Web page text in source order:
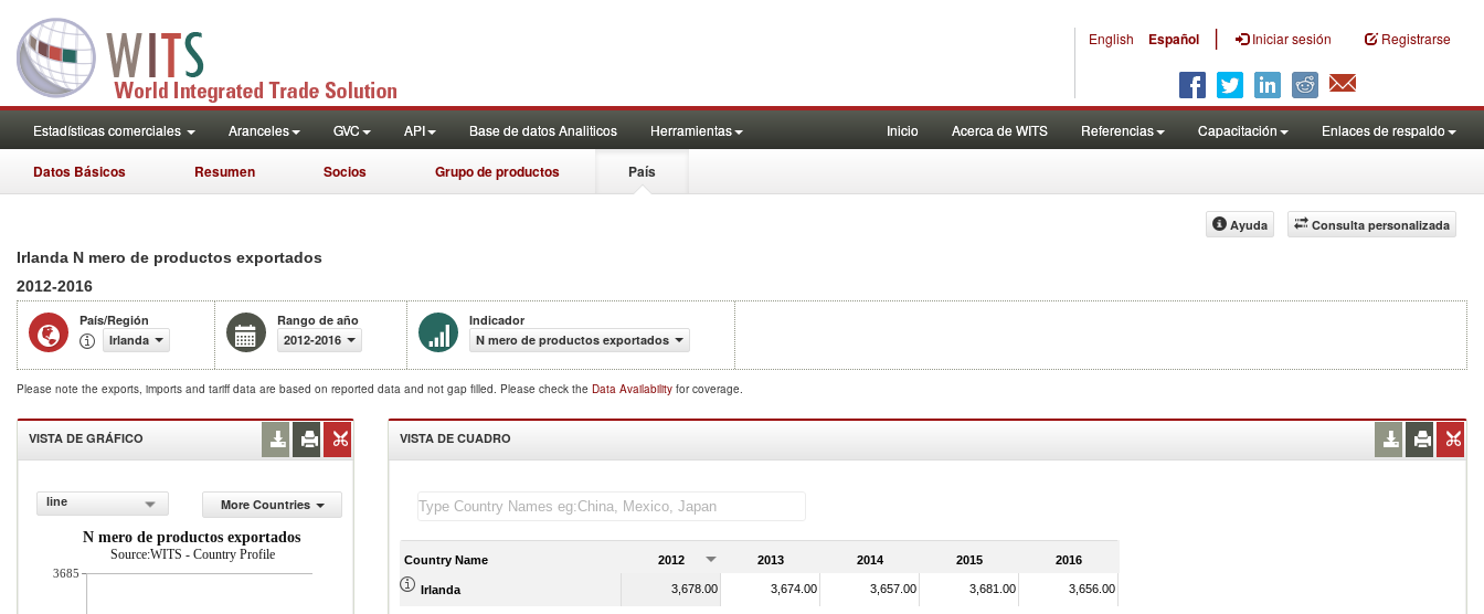
English Español | Iniciar sesión Registrarse
Estadísticas comerciales Aranceles GVC API Base de datos Analiticos Herramientas Inicio Acerca de WITS Referencias Capacitación Enlaces de respaldo
Datos Básicos Resumen Socios Grupo de productos País
Consulta personalizada
Ayuda
Irlanda N mero de productos exportados
2012-2016
País/Región
Irlanda
Rango de año
2012-2016
Indicador
N mero de productos exportados
Please note the exports, imports and tariff data are based on reported data and not gap filled. Please check the Data Availability for coverage.
VISTA DE GRÁFICO
line
More Countries
N mero de productos exportados
Source:WITS - Country Profile
3685
VISTA DE CUADRO
Country Name 2012 2013 2014 2015 2016
Irlanda 3,678.00 3,674.00 3,657.00 3,681.00 3,656.00